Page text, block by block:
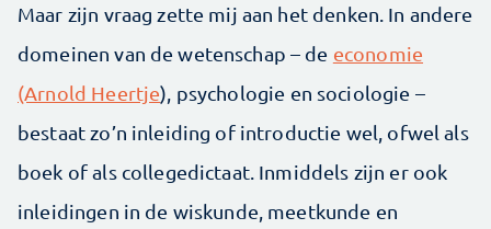
Maar zijn vraag zette mij aan het denken. In andere
domeinen van de wetenschap – de economie
(Arnold Heertje), psychologie en sociologie –
bestaat zo’n inleiding of introductie wel, ofwel als
boek of als collegedictaat. Inmiddels zijn er ook
inleidingen in de wiskunde, meetkunde en